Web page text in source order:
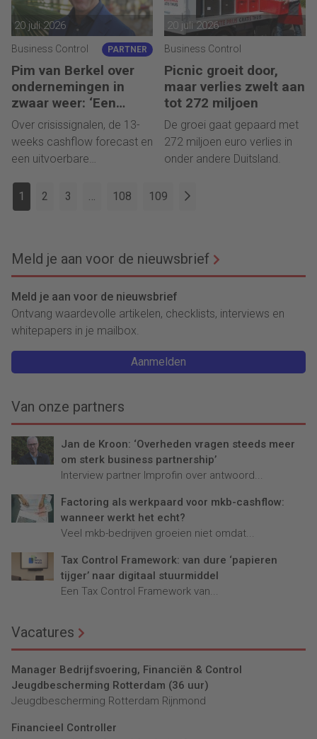
20 juli 2026
Business Control PARTNER
Pim van Berkel over
ondernemingen in
zwaar weer: ‘Een
crisis begint wanneer
de handelingsruimte
verdwijnt’
Over crisissignalen, de 13-
weeks cashflow forecast en
een uitvoerbare
20 juli 2026
Business Control
Picnic groeit door,
maar verlies zwelt aan
tot 272 miljoen
De groei gaat gepaard met
272 miljoen euro verlies in
onder andere Duitsland.
1 2 3 … 108 109
Meld je aan voor de nieuwsbrief
Meld je aan voor de nieuwsbrief
Ontvang waardevolle artikelen, checklists, interviews en
whitepapers in je mailbox.
Aanmelden
Van onze partners
Jan de Kroon: ‘Overheden vragen steeds meer
om sterk business partnership’
Interview partner Improfin over antwoord...
Factoring als werkpaard voor mkb-cashflow:
wanneer werkt het echt?
Veel mkb-bedrijven groeien niet omdat...
Tax Control Framework: van dure ‘papieren
tijger’ naar digitaal stuurmiddel
Een Tax Control Framework van...
Vacatures
Manager Bedrijfsvoering, Financiën & Control
Jeugdbescherming Rotterdam (36 uur)
Jeugdbescherming Rotterdam Rijnmond
Financieel Controller